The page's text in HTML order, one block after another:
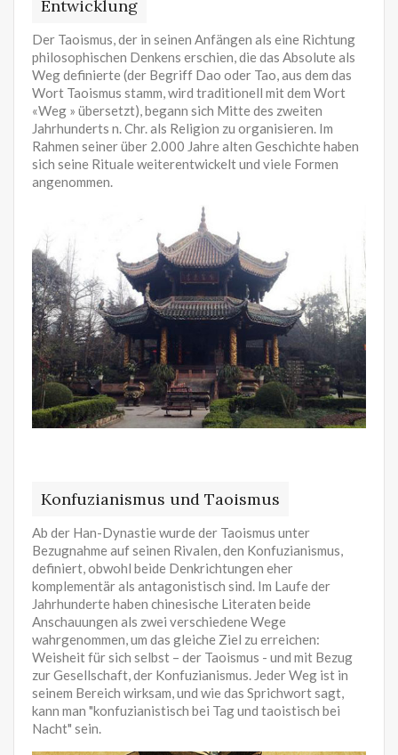
Entwicklung
Der Taoismus, der in seinen Anfängen als eine Richtung
philosophischen Denkens erschien, die das Absolute als
Weg definierte (der Begriff Dao oder Tao, aus dem das
Wort Taoismus stamm, wird traditionell mit dem Wort
«Weg » übersetzt), begann sich Mitte des zweiten
Jahrhunderts n. Chr. als Religion zu organisieren. Im
Rahmen seiner über 2.000 Jahre alten Geschichte haben
sich seine Rituale weiterentwickelt und viele Formen
angenommen.
Konfuzianismus und Taoismus
Ab der Han-Dynastie wurde der Taoismus unter
Bezugnahme auf seinen Rivalen, den Konfuzianismus,
definiert, obwohl beide Denkrichtungen eher
komplementär als antagonistisch sind. Im Laufe der
Jahrhunderte haben chinesische Literaten beide
Anschauungen als zwei verschiedene Wege
wahrgenommen, um das gleiche Ziel zu erreichen:
Weisheit für sich selbst – der Taoismus - und mit Bezug
zur Gesellschaft, der Konfuzianismus. Jeder Weg ist in
seinem Bereich wirksam, und wie das Sprichwort sagt,
kann man "konfuzianistisch bei Tag und taoistisch bei
Nacht" sein.